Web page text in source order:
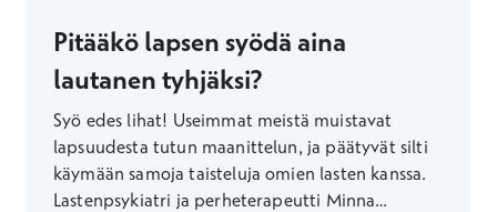
Pitääkö lapsen syödä aina
lautanen tyhjäksi?
Syö edes lihat! Useimmat meistä muistavat
lapsuudesta tutun maanittelun, ja päätyvät silti
käymään samoja taisteluja omien lasten kanssa.
Lastenpsykiatri ja perheterapeutti Minna